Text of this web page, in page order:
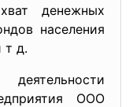
денежных
населения
т д.
ООО